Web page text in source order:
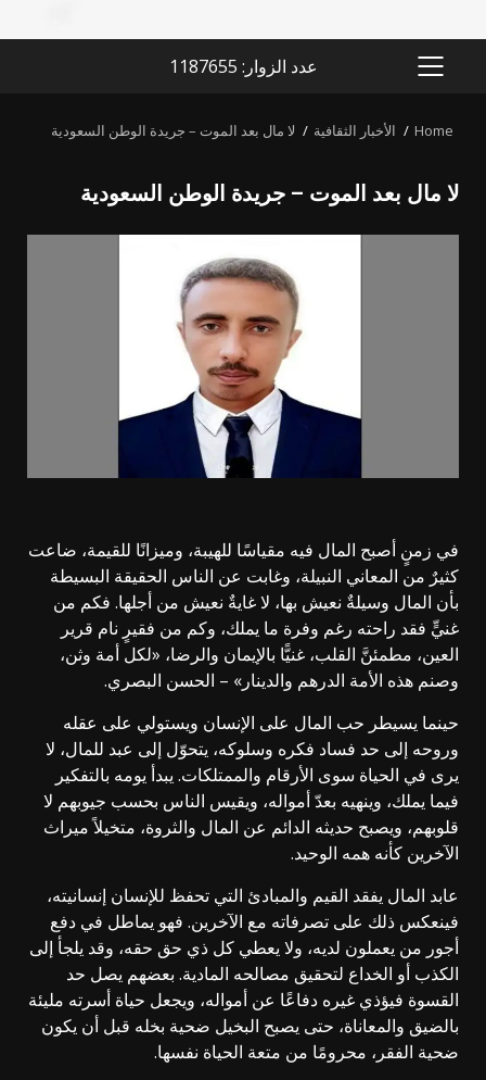
PRIMARY
عدد الزوار: 1187655
Home الأخبار الثقافية لا مال بعد الموت – جريدة الوطن السعودية
لا مال بعد الموت – جريدة الوطن السعودية
في زمنٍ أصبح المال فيه مقياسًا للهيبة، وميزانًا للقيمة، ضاعت
كثيرٌ من المعاني النبيلة، وغابت عن الناس الحقيقة البسيطة
بأن المال وسيلةٌ نعيش بها، لا غايةٌ نعيش من أجلها. فكم من
غنيٍّ فقد راحته رغم وفرة ما يملك، وكم من فقيرٍ نام قرير
العين، مطمئنَّ القلب، غنيًّا بالإيمان والرضا، «لكل أمة وثن،
وصنم هذه الأمة الدرهم والدينار» – الحسن البصري.
حينما يسيطر حب المال على الإنسان ويستولي على عقله
وروحه إلى حد فساد فكره وسلوكه، يتحوّل إلى عبد للمال، لا
يرى في الحياة سوى الأرقام والممتلكات. يبدأ يومه بالتفكير
فيما يملك، وينهيه بعدّ أمواله، ويقيس الناس بحسب جيوبهم لا
قلوبهم، ويصبح حديثه الدائم عن المال والثروة، متخيلاً ميراث
الآخرين كأنه همه الوحيد.
عابد المال يفقد القيم والمبادئ التي تحفظ للإنسان إنسانيته،
فينعكس ذلك على تصرفاته مع الآخرين. فهو يماطل في دفع
أجور من يعملون لديه، ولا يعطي كل ذي حق حقه، وقد يلجأ إلى
الكذب أو الخداع لتحقيق مصالحه المادية. بعضهم يصل حد
القسوة فيؤذي غيره دفاعًا عن أمواله، ويجعل حياة أسرته مليئة
بالضيق والمعاناة، حتى يصبح البخيل ضحية بخله قبل أن يكون
ضحية الفقر، محرومًا من متعة الحياة نفسها.